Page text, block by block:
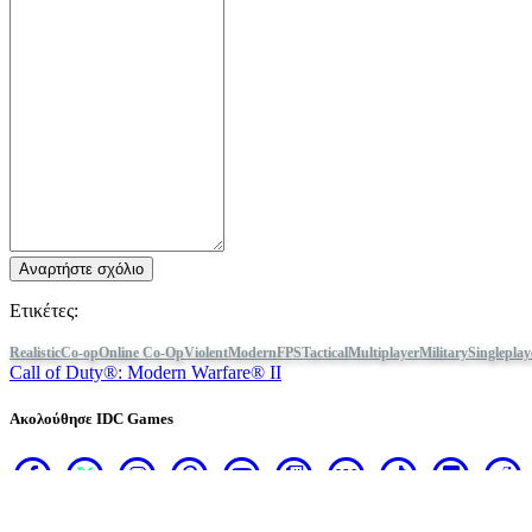
Αναρτήστε σχόλιο
Ετικέτες:
RealisticCo-opOnline Co-OpViolentModernFPSTacticalMultiplayerMilitary
Call of Duty®: Modern Warfare® II
Ακολούθησε IDC Games